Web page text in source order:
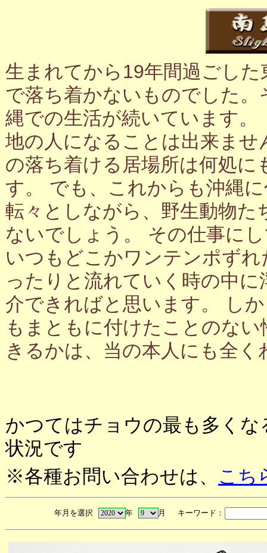
生まれてから19年間過ごし
で落ち着かないものでした
縄での生活が続いています
地の人になることは出来ま
の落ち着ける居場所は何処
す。 でも、これからも沖縄
転々としながら、野生動物
ないでしょう。 その仕事に
いつもどこかワンテンポず
ったりと流れていく時の中
介できればと思います。 し
もまともに付けたことのな
きるかは、当の本人にも全く
かつてはチョウの最も多く
状況です
※各種お問い合わせは、 こち
年月を選択 年 月 キーワード：